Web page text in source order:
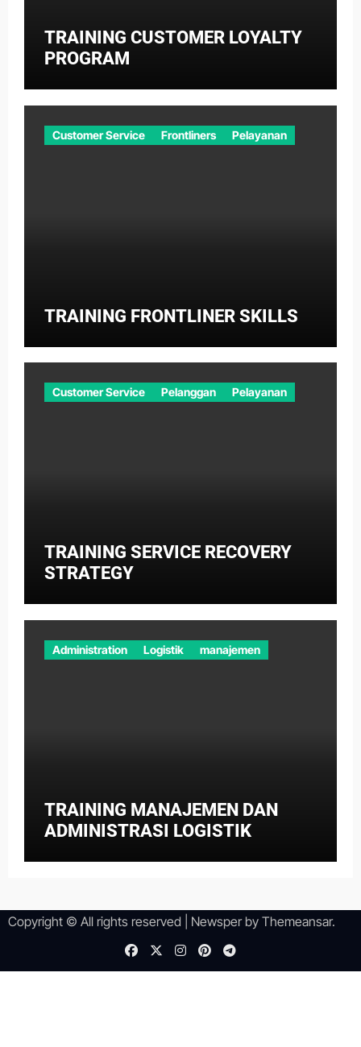
TRAINING CUSTOMER LOYALTY
PROGRAM
Customer Service Frontliners Pelayanan
TRAINING FRONTLINER SKILLS
Customer Service Pelanggan Pelayanan
TRAINING SERVICE RECOVERY
STRATEGY
Administration Logistik manajemen
TRAINING MANAJEMEN DAN
ADMINISTRASI LOGISTIK
Copyright © All rights reserved Newsperby Themeansar.